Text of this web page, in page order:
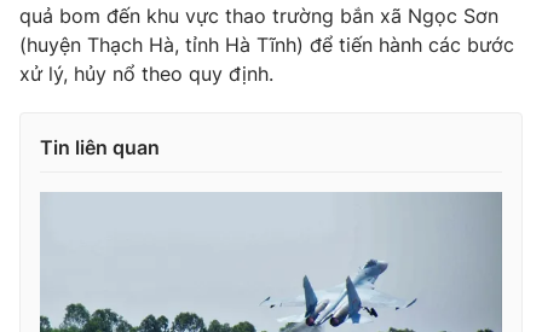
Thị trường
Tư vấn
Lịch phát sóng
Emagazine
Shorts video
quả bom đến khu vực thao trường bắn xã Ngọc Sơn
(huyện Thạch Hà, tỉnh Hà Tĩnh) để tiến hành các bước
xử lý, hủy nổ theo quy định.
Tin liên quan